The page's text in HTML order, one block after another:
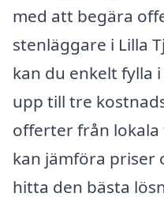
med att begära
stenläggare i Lilla
kan du enkelt fylla
upp till tre
offerter från
kan jämföra priser
hitta den bästa